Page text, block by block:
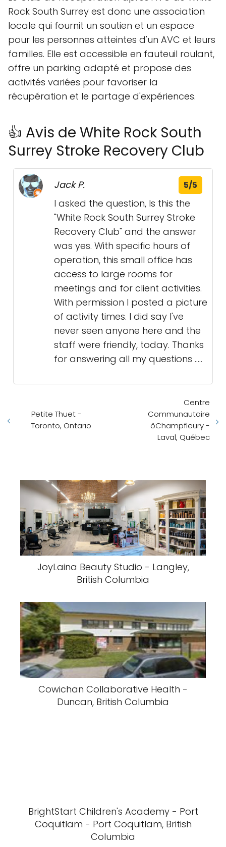
Rock South Surrey est donc une association
locale qui fournit un soutien et un espace
pour les personnes atteintes d'un AVC et leurs
familles. Elle est accessible en fauteuil roulant,
offre un parking adapté et propose des
activités variées pour favoriser la
récupération et le partage d'expériences.
👍 Avis de White Rock South
Surrey Stroke Recovery Club
Jack P. 5/5
I asked the question, Is this the
"White Rock South Surrey Stroke
Recovery Club" and the answer
was yes. With specific hours of
operation, this small office has
access to large rooms for
meetings and for client activities.
With permission I posted a picture
of activity times. I did say I've
never seen anyone here and the
staff were friendly, today. Thanks
for answering all my questions .....
Petite Thuet -
Toronto, Ontario
Centre
Communautaire
ôChampfleury -
Laval, Québec
JoyLaina Beauty Studio - Langley,
British Columbia
Cowichan Collaborative Health -
Duncan, British Columbia
BrightStart Children's Academy - Port
Coquitlam - Port Coquitlam, British
Columbia